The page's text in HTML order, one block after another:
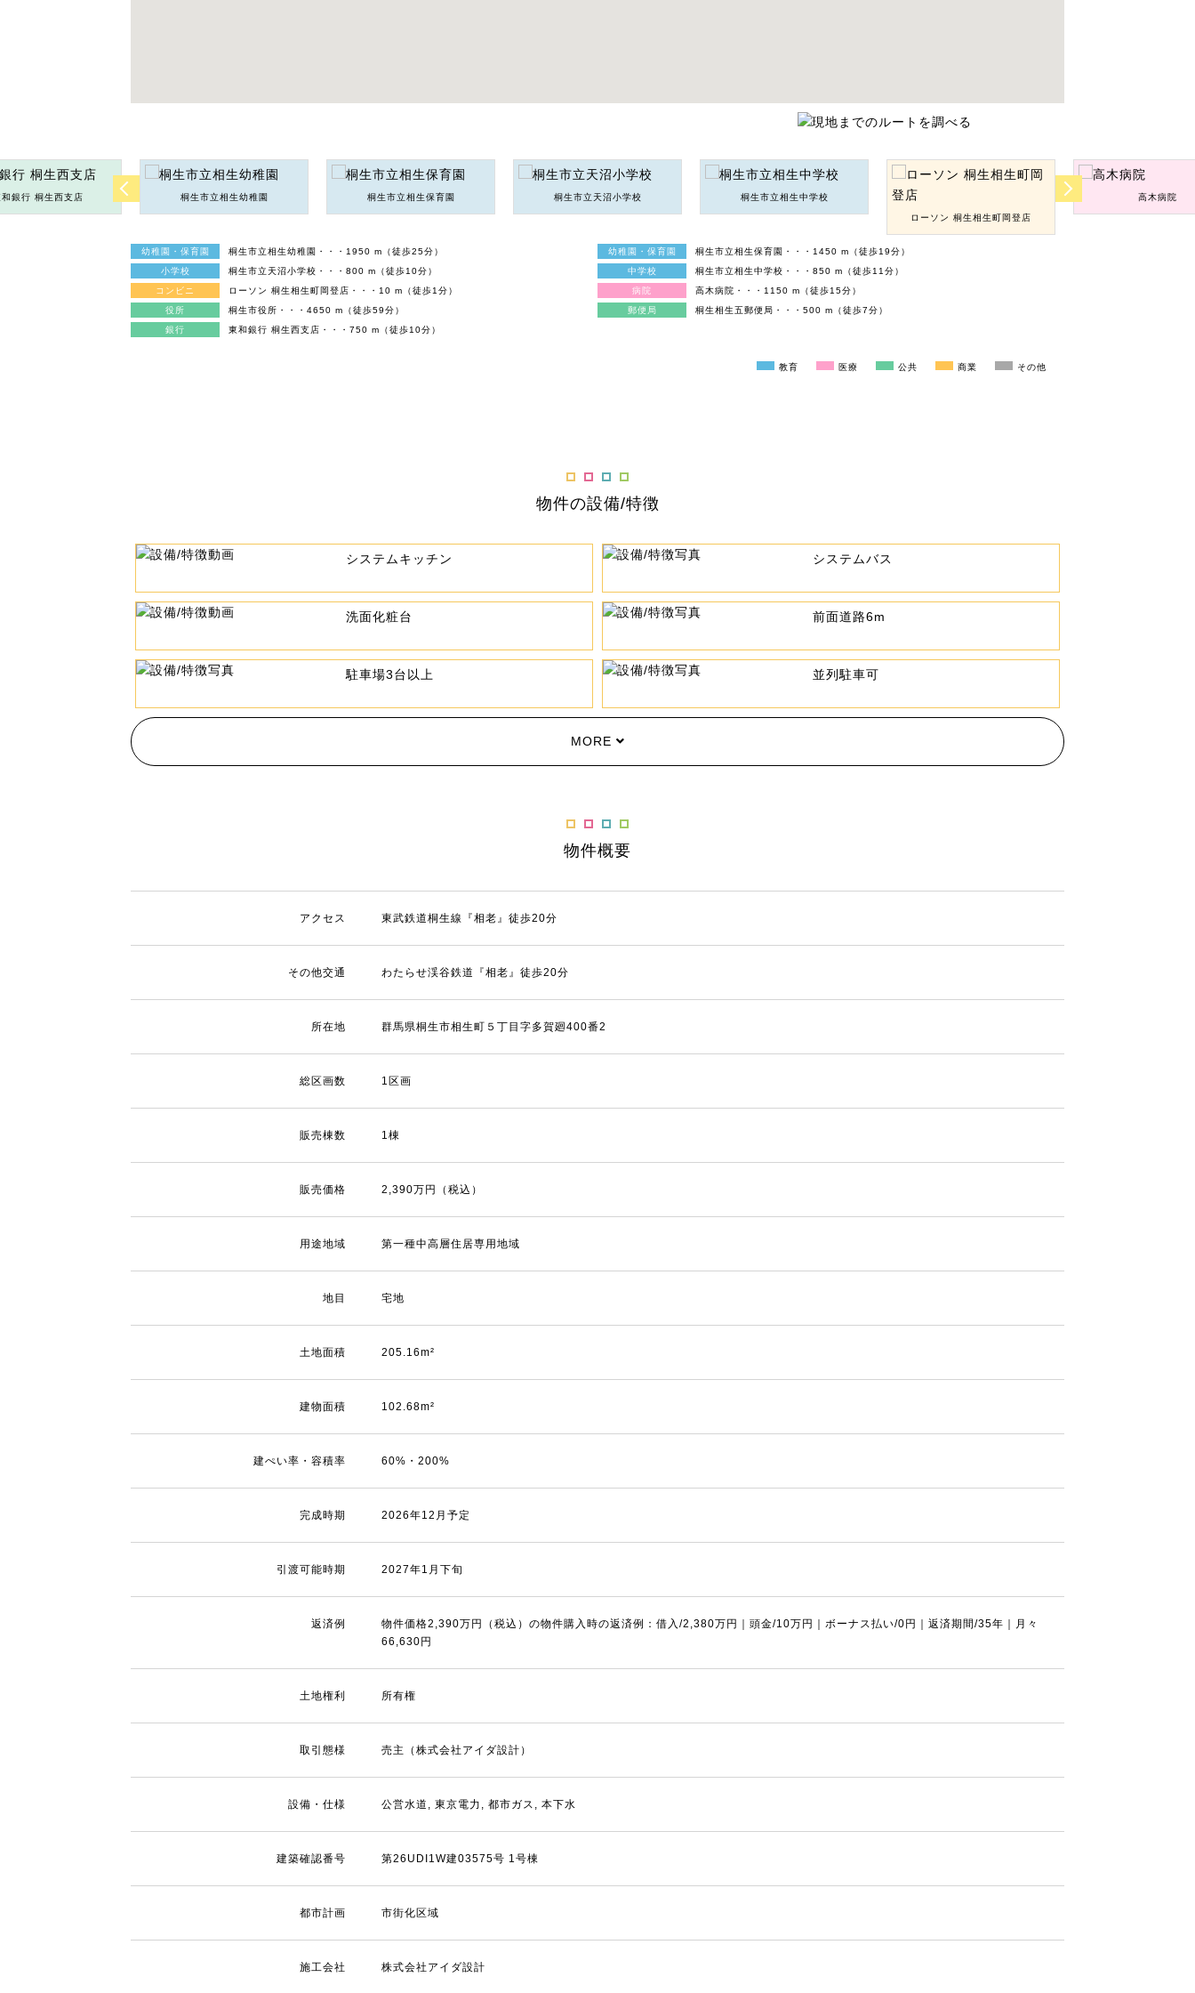
和銀行 桐生西支店 桐生市立相生幼稚園 桐生市立相生保育園 桐生市立天沼小学校 桐生市立相生中学校
ローソン 桐生相生町岡登店
高木病院
幼稚園・保育園 桐生市立相生幼稚園・・・1950 m（徒歩25分） 幼稚園・保育園
桐生市立相生保育園・・・1450 m（徒歩19分）
小学校
桐生市立天沼小学校・・・800 m（徒歩10分） 中学校
桐生市立相生中学校・・・850 m（徒歩11分）
コンビニ
ローソン 桐生相生町岡登店・・・10 m（徒歩1分） 病院
高木病院・・・1150 m（徒歩15分）
役所
桐生市役所・・・4650 m（徒歩59分） 郵便局
桐生相生五郵便局・・・500 m（徒歩7分）
銀行
東和銀行 桐生西支店・・・750 m（徒歩10分）
教育 医療 公共 商業 その他
物件の設備/特徴
システムキッチン システムバス
洗面化粧台 前面道路6m
駐車場3台以上 並列駐車可
MORE
物件概要
アクセス 東武鉄道桐生線『相老』徒歩20分
その他交通 わたらせ渓谷鉄道『相老』徒歩20分
所在地 群馬県桐生市相生町５丁目字多賀廻400番2
総区画数 1区画
販売棟数 1棟
販売価格 2,390万円（税込）
用途地域 第一種中高層住居専用地域
地目 宅地
土地面積 205.16m²
建物面積 102.68m²
建ぺい率・容積率 60%・200%
完成時期 2026年12月予定
引渡可能時期 2027年1月下旬
返済例
物件価格2,390万円（税込）の物件購入時の返済例：借入/2,380万円｜頭金/10万円｜ボーナス払い/0円｜返済期間/35年｜月々
66,630円
土地権利 所有権
取引態様 売主（株式会社アイダ設計）
設備・仕様 公営水道, 東京電力, 都市ガス, 本下水
建築確認番号 第26UDI1W建03575号 1号棟
都市計画 市街化区域
施工会社 株式会社アイダ設計